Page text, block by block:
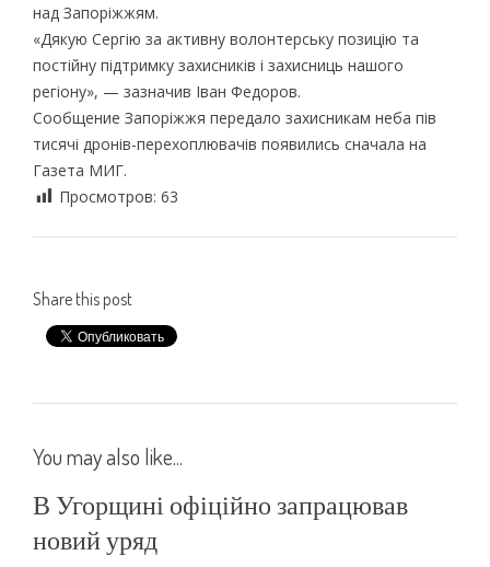
над Запоріжжям.
«Дякую Сергію за активну волонтерську позицію та
постійну підтримку захисників і захисниць нашого
регіону», — зазначив Іван Федоров.
Сообщение Запоріжжя передало захисникам неба пів
тисячі дронів-перехоплювачів появились сначала на
Газета МИГ.
Просмотров: 63
Share this post
You may also like...
В Угорщині офіційно запрацював
новий уряд